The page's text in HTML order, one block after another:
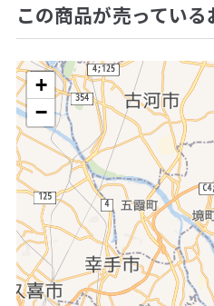
この商品が売っている
+
−